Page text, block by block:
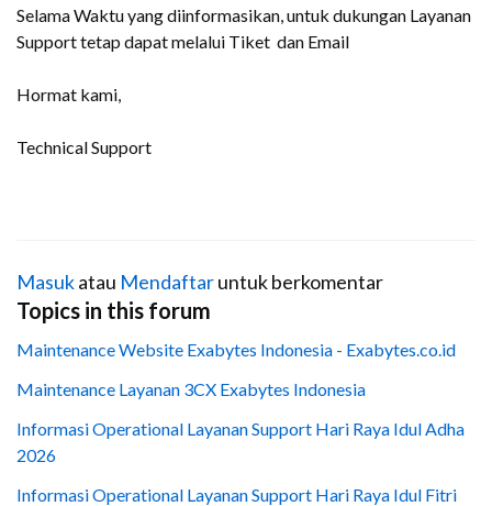
Selama Waktu yang diinformasikan, untuk dukungan Layanan
Support tetap dapat melalui Tiket dan Email
Hormat kami,
Technical Support
Masukatau Mendaftaruntuk berkomentar
Topics in this forum
Maintenance Website Exabytes Indonesia - Exabytes.co.id
Maintenance Layanan 3CX Exabytes Indonesia
Informasi Operational Layanan Support Hari Raya Idul Adha
2026
Informasi Operational Layanan Support Hari Raya Idul Fitri